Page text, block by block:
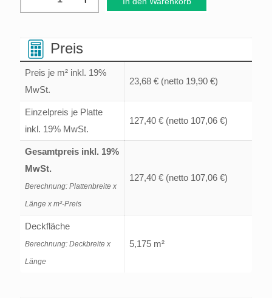
Preis
Preis je m² inkl. 19%
MwSt.
23,68 € (netto 19,90 €)
Einzelpreis je Platte
inkl. 19% MwSt.
127,40 € (netto 107,06 €)
Gesamtpreis inkl. 19%
MwSt.
Berechnung: Plattenbreite x
Länge x m²-Preis
127,40 € (netto 107,06 €)
Deckfläche
Berechnung: Deckbreite x
Länge
5,175 m²
Trapezblech
Menge